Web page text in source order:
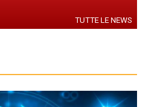
TUTTE LE NEWS